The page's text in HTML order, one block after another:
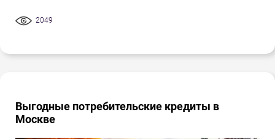
2049
Выгодные потребительские кредиты в
Москве